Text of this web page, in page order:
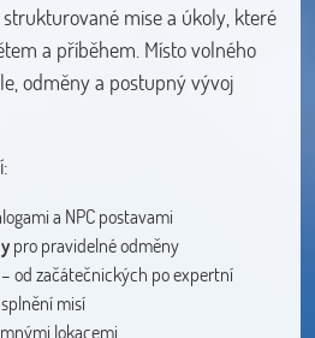
mise a úkoly, které
a příběhem. Místo volného
odměny a postupný vývoj
a NPC postavami
pro pravidelné odměny
– od začátečnických po expertní
misí
lokacemi